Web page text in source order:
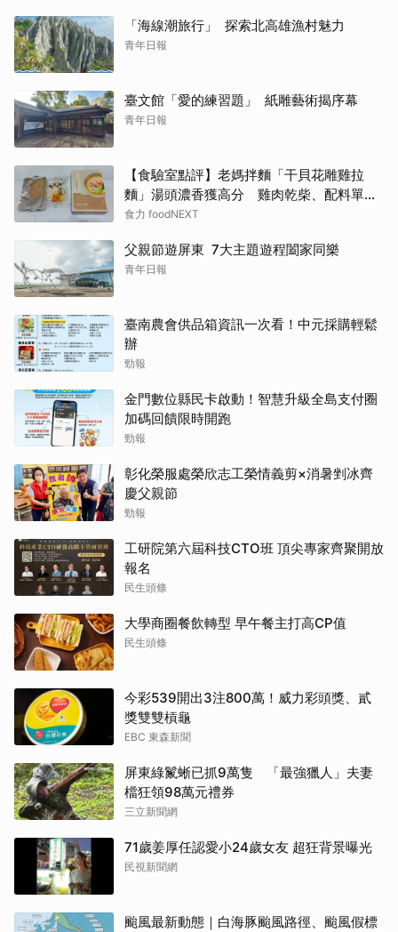
「海線潮旅行」 探索北高雄漁村魅力
青年日報
臺文館「愛的練習題」 紙雕藝術揭序幕
青年日報
【食驗室點評】老媽拌麵「干貝花雕雞拉
麵」湯頭濃香獲高分 雞肉乾柴、配料單調
成扣分點
食力 foodNEXT
父親節遊屏東 7大主題遊程闔家同樂
青年日報
臺南農會供品箱資訊一次看！中元採購輕鬆
辦
勁報
金門數位縣民卡啟動！智慧升級全島支付圈
加碼回饋限時開跑
勁報
彰化榮服處榮欣志工榮情義剪×消暑剉冰齊
慶父親節
勁報
工研院第六屆科技CTO班 頂尖專家齊聚開放
報名
民生頭條
大學商圈餐飲轉型 早午餐主打高CP值
民生頭條
今彩539開出3注800萬！威力彩頭獎、貳
獎雙雙槓龜
EBC 東森新聞
屏東綠鬣蜥已抓9萬隻 「最強獵人」夫妻
檔狂領98萬元禮券
三立新聞網
71歲姜厚任認愛小24歲女友 超狂背景曝光
民視新聞網
颱風最新動態｜白海豚颱風路徑、颱風假標